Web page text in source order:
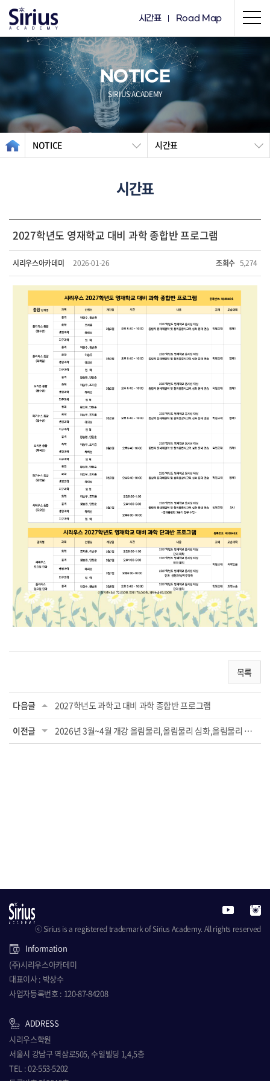
시간표 Road Map
NOTICE
SIRIUS ACADEMY
NOTICE 시간표
시간표
2027학년도 영재학교 대비 과학 종합반 프로그램
시리우스아카데미 2026-01-26 조회수 5,274
목록
다음글 2027학년도 과학고 대비 과학 종합반 프로그램
이전글 2026년 3월~4월 개강 올림물리,올림물리 심화,올림물리 문제풀이, 일반물리, 올림화학, STE...
ⓒ Sirius is a registered trademark of Sirius Academy. All rights reserved
Information
(주)시리우스아카데미
대표이사 : 박상수
사업자등록번호 : 120-87-84208
ADDRESS
시리우스학원
서울시 강남구 역삼로505, 수일빌딩 1,4,5층
TEL : 02-553-5202